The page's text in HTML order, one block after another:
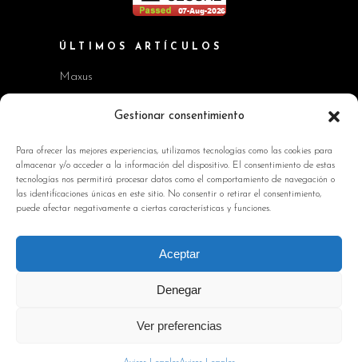
Gestionar consentimiento
Para ofrecer las mejores experiencias, utilizamos tecnologías como las cookies para
almacenar y/o acceder a la información del dispositivo. El consentimiento de estas
tecnologías nos permitirá procesar datos como el comportamiento de navegación o
las identificaciones únicas en este sitio. No consentir o retirar el consentimiento,
puede afectar negativamente a ciertas características y funciones.
Aceptar
Denegar
Ver preferencias
ÚLTIMOS ARTÍCULOS
Maxus
Workshop BMW Neue Klasse
Kia EV2 y Kia Seltos
Skoda Octavia RS
INFORMACIÓN DE INTERÉS
Política de privacidad